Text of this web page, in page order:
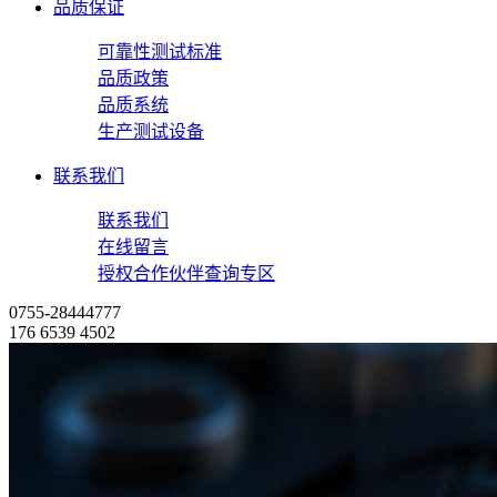
品质保证
可靠性测试标准
品质政策
品质系统
生产测试设备
联系我们
联系我们
在线留言
授权合作伙伴查询专区
0755-28444777
176 6539 4502